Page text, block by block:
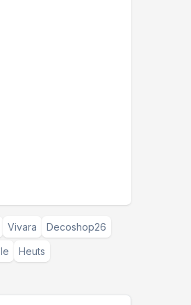
Vivara Decoshop26
Heuts